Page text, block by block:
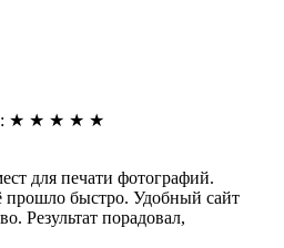
: ★ ★ ★ ★ ★
для печати фотографий.
прошло быстро. Удобный сайт
Результат порадовал,